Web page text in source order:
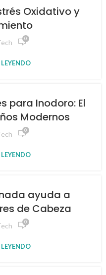
Oxidativo y
0
para Inodoro: El
Modernos
0
ayuda a
de Cabeza
0